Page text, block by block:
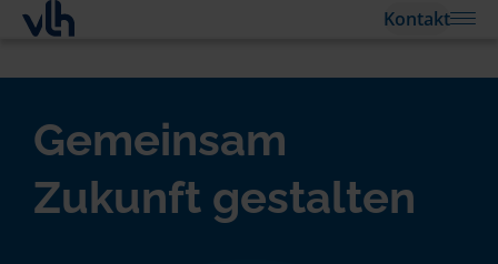
Kontakt
Gemeinsam
Zukunft gestalten